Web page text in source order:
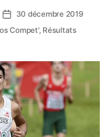
Date
de
l’article
30 décembre 2019
Compet', Résultats